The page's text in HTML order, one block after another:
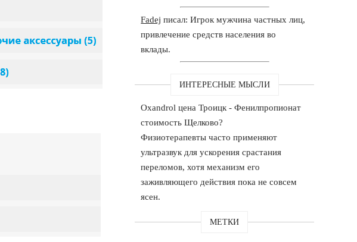
Fadej писал: Игрок мужчина частных лиц,
привлечение средств населения во
вклады.
ИНТЕРЕСНЫЕ МЫСЛИ
Oxandrol цена Троицк - Фенилпропионат
стоимость Щелково?
Физиотерапевты часто применяют
ультразвук для ускорения срастания
переломов, хотя механизм его
заживляющего действия пока не совсем
ясен.
МЕТКИ